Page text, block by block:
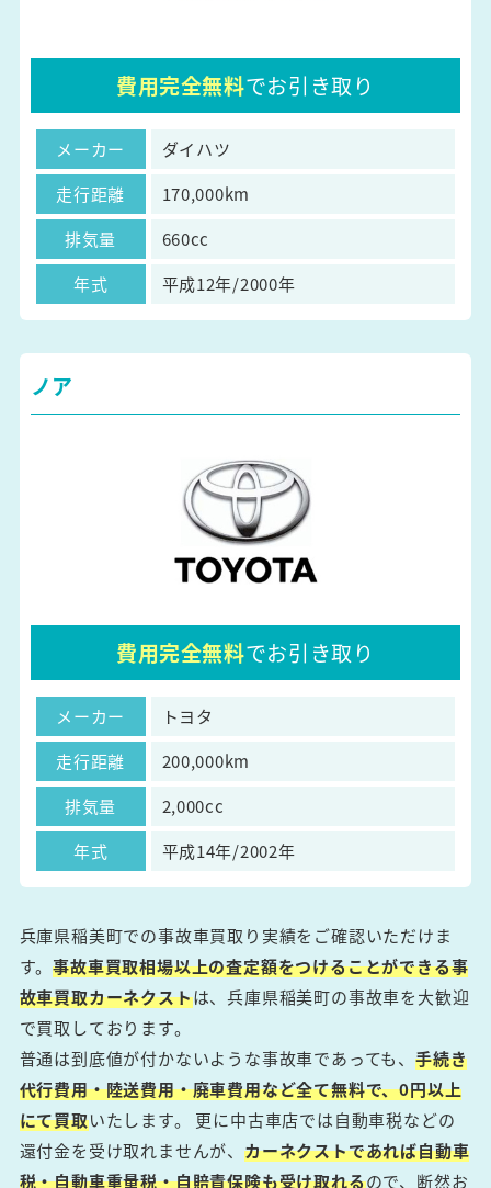
費用完全無料でお引き取り
メーカー
ダイハツ
走行距離
170,000km
排気量
660cc
年式
平成12年/2000年
ノア
費用完全無料でお引き取り
メーカー
トヨタ
走行距離
200,000km
排気量
2,000cc
年式
平成14年/2002年
兵庫県稲美町での事故車買取り実績をご確認いただけま
す。事故車買取相場以上の査定額をつけることができる事
故車買取カーネクストは、兵庫県稲美町の事故車を大歓迎
で買取しております。
普通は到底値が付かないような事故車であっても、手続き
代行費用・陸送費用・廃車費用など全て無料で、0円以上
にて買取いたします。 更に中古車店では自動車税などの
還付金を受け取れませんが、カーネクストであれば自動車
税・自動車重量税・自賠責保険も受け取れるので、断然お